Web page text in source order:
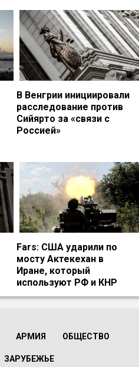
В Венгрии инициировали
расследование против
Сийярто за «связи с
Россией»
Fars: США ударили по
мосту Актекехан в
Иране, который
используют РФ и КНР
АРМИЯ ОБЩЕСТВО
ЗАРУБЕЖЬЕ